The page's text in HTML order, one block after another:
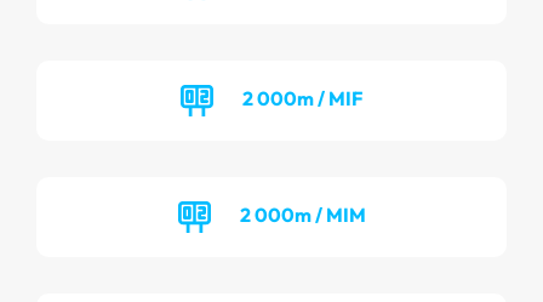
2 000m / MIF
2 000m / MIM